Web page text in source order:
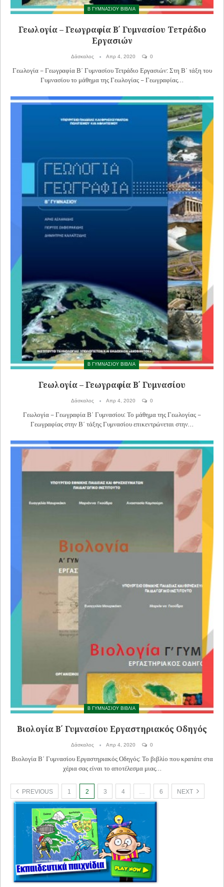
Β ΓΥΜΝΑΣΙΟΥ ΒΙΒΛΙΑ
Γεωλογία – Γεωγραφία Β΄ Γυμνασίου Τετράδιο
Εργασιών
Δάσκαλος Απρ 4, 2020 0
Γεωλογία – Γεωγραφία Β΄ Γυμνασίου Τετράδιο Εργασιών: Στη Β΄ τάξη του
Γυμνασίου το μάθημα της Γεωλογίας – Γεωγραφίας…
Β ΓΥΜΝΑΣΙΟΥ ΒΙΒΛΙΑ
Γεωλογία – Γεωγραφία Β΄ Γυμνασίου
Δάσκαλος Απρ 4, 2020 0
Γεωλογία – Γεωγραφία Β΄ Γυμνασίου: Το μάθημα της Γεωλογίας –
Γεωγραφίας στην Β΄ τάξης Γυμνασίου επικεντρώνεται στην…
Β ΓΥΜΝΑΣΙΟΥ ΒΙΒΛΙΑ
Βιολογία Β΄ Γυμνασίου Εργαστηριακός Οδηγός
Δάσκαλος Απρ 4, 2020 0
Βιολογία Β΄ Γυμνασίου Εργαστηριακός Οδηγός: Το βιβλίο που κρατάτε στα
χέρια σας είναι το αποτέλεσμα μιας…
PREVIOUS 1 2 3 4 … 6 NEXT